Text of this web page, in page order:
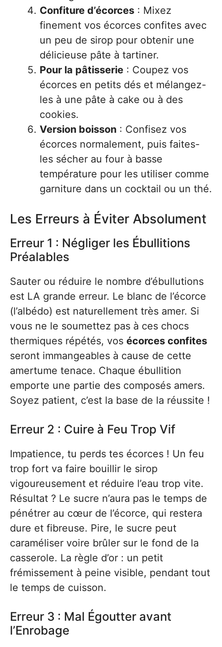
Confiture d’écorces : Mixez
finement vos écorces confites avec
un peu de sirop pour obtenir une
délicieuse pâte à tartiner.
Pour la pâtisserie : Coupez vos
écorces en petits dés et mélangez-
les à une pâte à cake ou à des
cookies.
Version boisson : Confisez vos
écorces normalement, puis faites-
les sécher au four à basse
température pour les utiliser comme
garniture dans un cocktail ou un thé.
Les Erreurs à Éviter Absolument
Erreur 1 : Négliger les Ébullitions
Préalables
Sauter ou réduire le nombre d’ébullutions
est LA grande erreur. Le blanc de l’écorce
(l’albédo) est naturellement très amer. Si
vous ne le soumettez pas à ces chocs
thermiques répétés, vos écorces confites
seront immangeables à cause de cette
amertume tenace. Chaque ébullition
emporte une partie des composés amers.
Soyez patient, c’est la base de la réussite !
Erreur 2 : Cuire à Feu Trop Vif
Impatience, tu perds tes écorces ! Un feu
trop fort va faire bouillir le sirop
vigoureusement et réduire l’eau trop vite.
Résultat ? Le sucre n’aura pas le temps de
pénétrer au cœur de l’écorce, qui restera
dure et fibreuse. Pire, le sucre peut
caraméliser voire brûler sur le fond de la
casserole. La règle d’or : un petit
frémissement à peine visible, pendant tout
le temps de cuisson.
Erreur 3 : Mal Égoutter avant
l’Enrobage